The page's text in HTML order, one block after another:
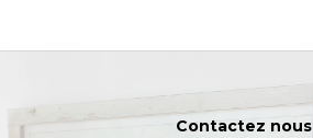
Contactez nous